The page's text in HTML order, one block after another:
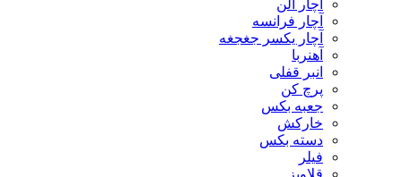
آچار آلن
آچار فرانسه
آچار یکسر جغجغه
آهنربا
انبر قفلی
پرچ کن
جعبه بکس
خارکش
دسته بکس
فیلر
قلاویز